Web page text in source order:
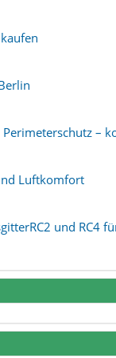
–
Luftkomfort
und RC4